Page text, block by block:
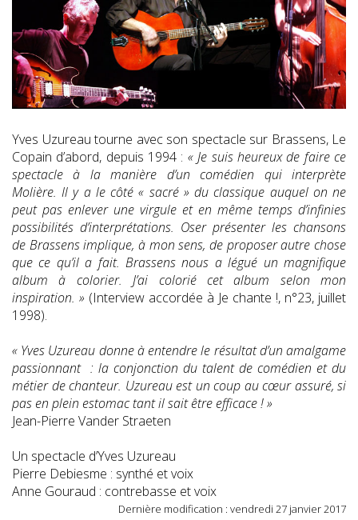
Yves Uzureau tourne avec son spectacle sur Brassens, Le
Copain d’abord, depuis 1994 : « Je suis heureux de faire ce
spectacle à la manière d’un comédien qui interprète
Molière. Il y a le côté « sacré » du classique auquel on ne
peut pas enlever une virgule et en même temps d’infinies
possibilités d’interprétations. Oser présenter les chansons
de Brassens implique, à mon sens, de proposer autre chose
que ce qu’il a fait. Brassens nous a légué un magnifique
album à colorier. J’ai colorié cet album selon mon
inspiration. » (Interview accordée à Je chante !, n°23, juillet
1998).
« Yves Uzureau donne à entendre le résultat d’un amalgame
passionnant : la conjonction du talent de comédien et du
métier de chanteur. Uzureau est un coup au cœur assuré, si
pas en plein estomac tant il sait être efficace ! »
Jean-Pierre Vander Straeten
Un spectacle d’Yves Uzureau
Pierre Debiesme : synthé et voix
Anne Gouraud : contrebasse et voix
Dernière modification : vendredi 27 janvier 2017